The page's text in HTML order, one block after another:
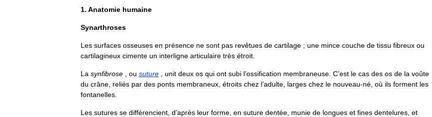
1. Anatomie humaine
Synarthroses
Les surfaces osseuses en présence ne sont pas revêtues de cartilage ; une mince couche de tissu fibreux ou
cartilagineux cimente un interligne articulaire très étroit
La synfibrose ou suture unit deux os qui ont subi l’ossification membraneuse C’est le cas des os de la voûte
du crâne reliés par des ponts membraneux étroits chez l’adulte larges chez le nouveau-né où ils forment les
fontanelles
Les sutures se différencient d’après leur forme en suture dentée munie de longues et fines dentelures et